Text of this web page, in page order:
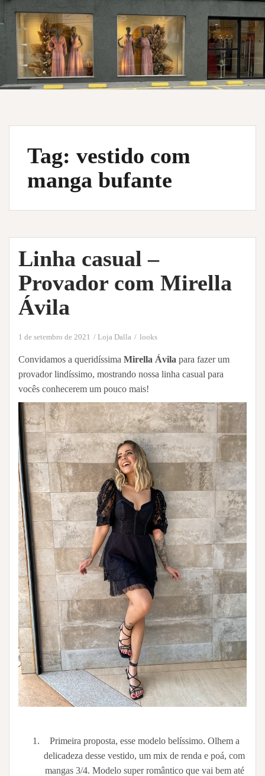
Tag: vestido com
manga bufante
Linha casual –
Provador com Mirella
Ávila
1 de setembro de 2021 Loja Dalla looks
Convidamos a queridíssima Mirella Ávila para fazer um
provador lindíssimo, mostrando nossa linha casual para
vocês conhecerem um pouco mais!
Primeira proposta, esse modelo belíssimo. Olhem a
delicadeza desse vestido, um mix de renda e poá, com
mangas 3/4. Modelo super romântico que vai bem até